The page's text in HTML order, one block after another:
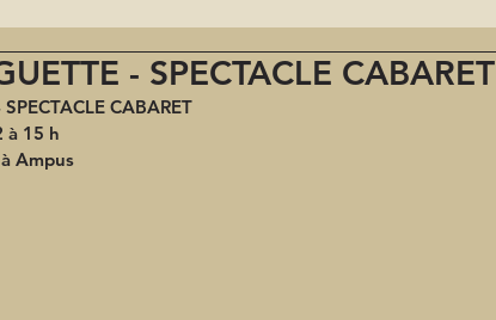
- SPECTACLE CABARET
CABARET
à 15 h
Ampus